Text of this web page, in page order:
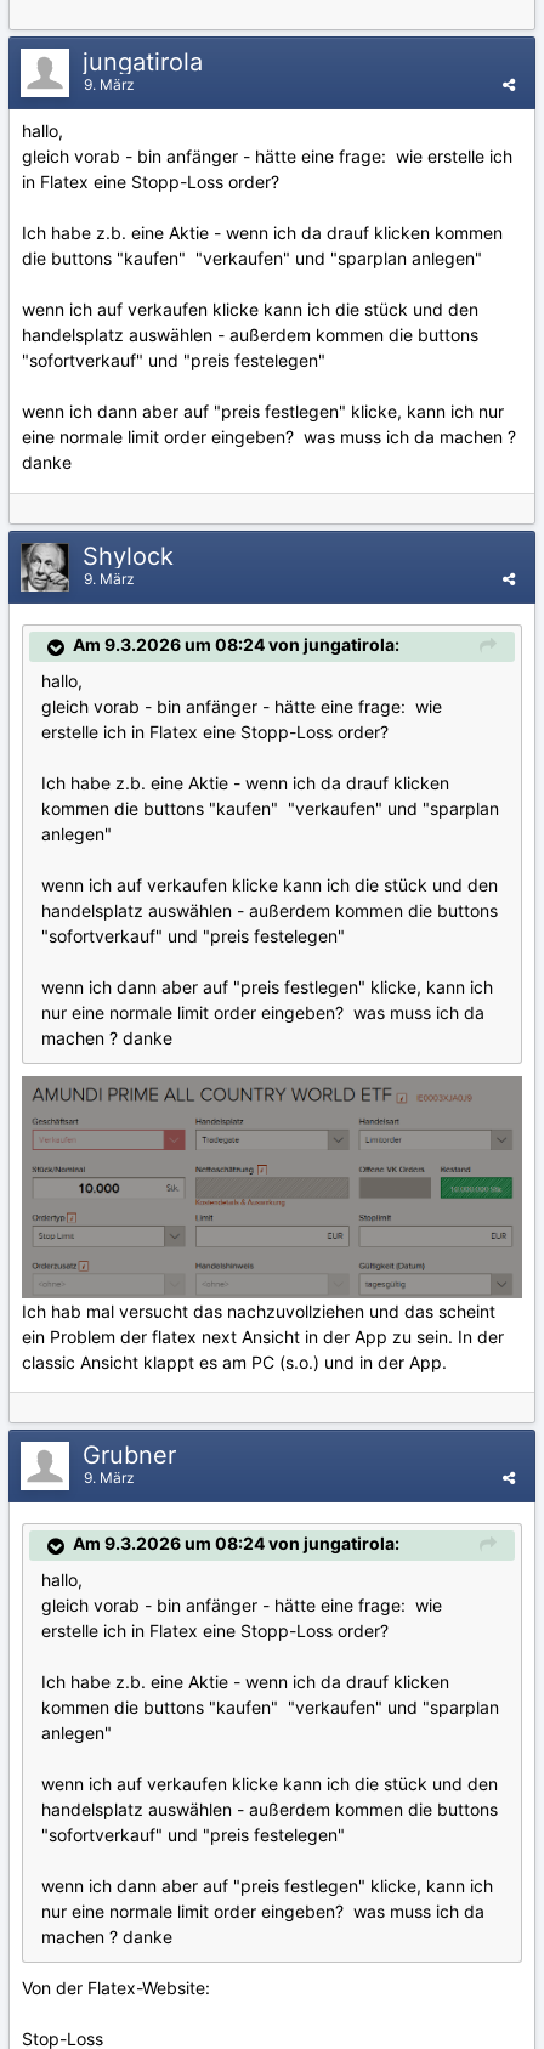
jungatirola
9. März
hallo,
gleich vorab - bin anfänger - hätte eine frage: wie erstelle ich
in Flatex eine Stopp-Loss order?
Ich habe z.b. eine Aktie - wenn ich da drauf klicken kommen
die buttons "kaufen" "verkaufen" und "sparplan anlegen"
wenn ich auf verkaufen klicke kann ich die stück und den
handelsplatz auswählen - außerdem kommen die buttons
"sofortverkauf" und "preis festelegen"
wenn ich dann aber auf "preis festlegen" klicke, kann ich nur
eine normale limit order eingeben? was muss ich da machen ?
danke
Shylock
9. März
Am 9.3.2026 um 08:24 von jungatirola:
hallo,
gleich vorab - bin anfänger - hätte eine frage: wie
erstelle ich in Flatex eine Stopp-Loss order?
Ich habe z.b. eine Aktie - wenn ich da drauf klicken
kommen die buttons "kaufen" "verkaufen" und "sparplan
anlegen"
wenn ich auf verkaufen klicke kann ich die stück und den
handelsplatz auswählen - außerdem kommen die buttons
"sofortverkauf" und "preis festelegen"
wenn ich dann aber auf "preis festlegen" klicke, kann ich
nur eine normale limit order eingeben? was muss ich da
machen ? danke
Ich hab mal versucht das nachzuvollziehen und das scheint
ein Problem der flatex next Ansicht in der App zu sein. In der
classic Ansicht klappt es am PC (s.o.) und in der App.
Grubner
9. März
Am 9.3.2026 um 08:24 von jungatirola:
hallo,
gleich vorab - bin anfänger - hätte eine frage: wie
erstelle ich in Flatex eine Stopp-Loss order?
Ich habe z.b. eine Aktie - wenn ich da drauf klicken
kommen die buttons "kaufen" "verkaufen" und "sparplan
anlegen"
wenn ich auf verkaufen klicke kann ich die stück und den
handelsplatz auswählen - außerdem kommen die buttons
"sofortverkauf" und "preis festelegen"
wenn ich dann aber auf "preis festlegen" klicke, kann ich
nur eine normale limit order eingeben? was muss ich da
machen ? danke
Von der Flatex-Website:
Stop-Loss